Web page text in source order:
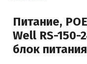
Питание,
Well RS-150-
блок питания